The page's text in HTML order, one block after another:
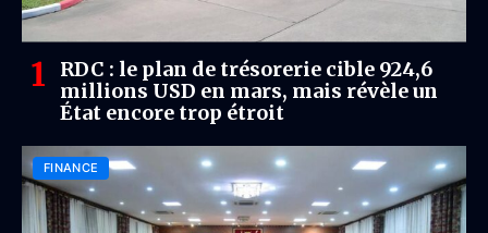
RDC : le plan de trésorerie cible 924,6
millions USD en mars, mais révèle un
État encore trop étroit
FINANCE